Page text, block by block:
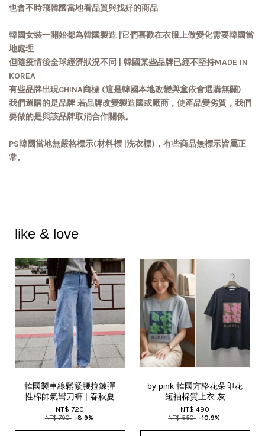
也會不時飛韓國當地看品質與找好的商品
韓國女裝一開始都為韓國製造 |它們喜歡在衣服上做變化需要韓國當
地處理
但隨疫情後全球經濟狀況不同 | 韓國某些品牌已經不堅持MADE IN
KOREA
有些品牌出現CHINA商標 (這是韓國本地改變與童依會選購無關)
我們選購的是品牌 若品牌改變製造國或廠商，使產品變劣質，我們
要做的是與該品牌取消合作關係。
PS韓國當地無嚴格標示(材料標 |洗衣標)，有些商品無標示皆屬正
常。
like & love
韓國製車線鬆緊腰拉鍊彈
性棉帥氣彎刀褲 | 春秋夏
NT$ 720
NT$ 790 -8.9%
by pink 韓國方格花朵印花
短袖棉質上衣 灰
NT$ 490
NT$ 550 -10.9%